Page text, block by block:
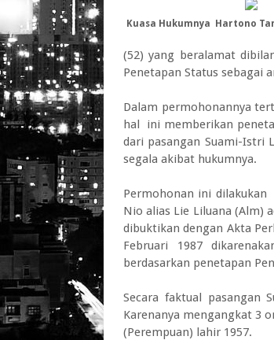
Kuasa Hukumnya Hartono
(52) yang beralamat
Penetapan Status sebagai
Dalam permohonannya
hal ini memberikan
dari pasangan Suami-Istri
segala akibat hukumnya.
Permohonan ini dilakukan
Nio alias Lie Liluana (Alm)
dibuktikan dengan Akta
Februari 1987
berdasarkan penetapan
Secara faktual pasangan
Karenanya mengangkat 3
(Perempuan) lahir 1957.